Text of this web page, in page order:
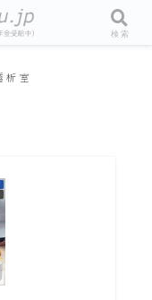
析室
検索